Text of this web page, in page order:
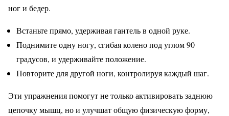
ног и бедер.
Встаньте прямо, удерживая гантель в одной руке.
Поднимите одну ногу, сгибая колено под углом 90
градусов, и удерживайте положение.
Повторите для другой ноги, контролируя каждый шаг.
Эти упражнения помогут не только активировать заднюю
цепочку мышц, но и улучшат общую физическую форму,